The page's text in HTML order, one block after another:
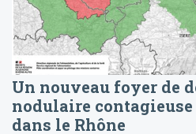
Un nouveau foyer de
nodulaire contagieuse
dans le Rhône